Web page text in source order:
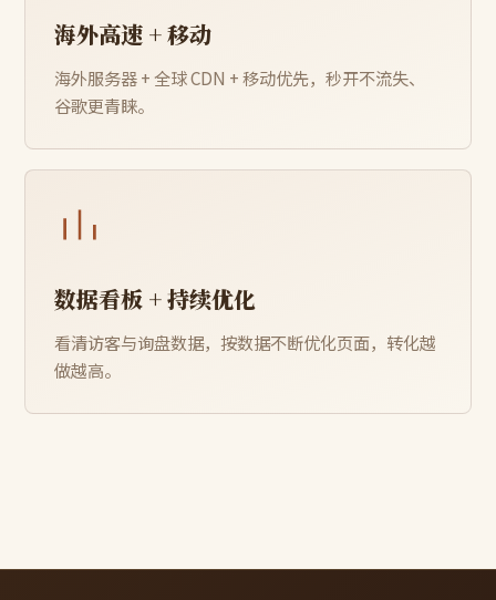
海外高速 + 移动
海外服务器 + 全球 CDN + 移动优先，秒开不流失、
谷歌更青睐。
数据看板 + 持续优化
看清访客与询盘数据，按数据不断优化页面，转化越
做越高。